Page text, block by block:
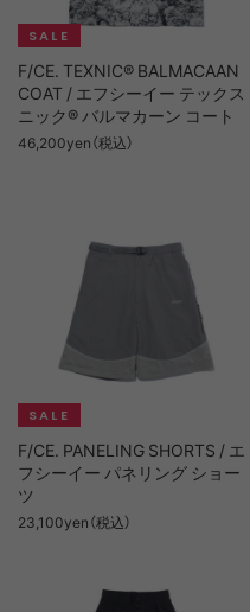
F/CE. TEXNIC® BALMACAAN
COAT / エフシーイー テックス
ニック® バルマカーン コート
46,200yen（税込）
F/CE. PANELING SHORTS / エ
フシーイー パネリング ショー
ツ
23,100yen（税込）